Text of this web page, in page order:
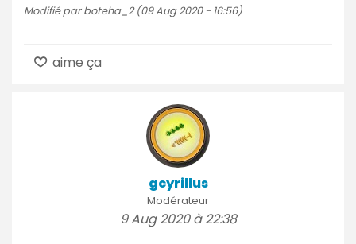
Modifié par boteha_2 (09 Aug 2020 - 16:56)
aime ça
gcyrillus
Modérateur
9 Aug 2020 à 22:38